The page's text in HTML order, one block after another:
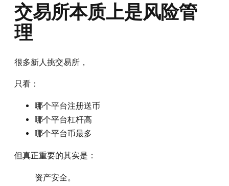
交易所本质上是风险管
理
很多新人挑交易所，
只看：
哪个平台注册送币
哪个平台杠杆高
哪个平台币最多
但真正重要的其实是：
资产安全。